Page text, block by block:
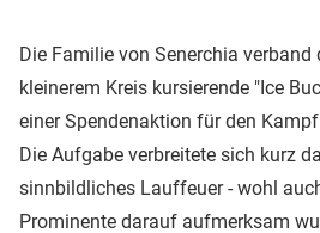
Die Familie von Senerchia
kleinerem Kreis kursierende "Ice
einer Spendenaktion für den
Die Aufgabe verbreitete sich kurz
sinnbildliches Lauffeuer - wohl
Prominente darauf aufmerksam